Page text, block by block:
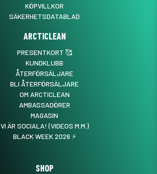
KÖPVILLKOR
SÄKERHETSDATABLAD
ARCTICLEAN
PRESENTKORT 🥰
KUNDKLUBB
ÅTERFÖRSÄLJARE
BLI ÅTERFÖRSÄLJARE
OM ARCTICLEAN
AMBASSADÖRER
MAGASIN
VI ÄR SOCIALA! (VIDEOS M.M.)
BLACK WEEK 2026 ⚡️
SHOP